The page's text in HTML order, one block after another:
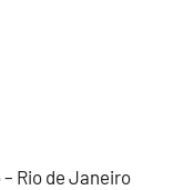
Rio de Janeiro